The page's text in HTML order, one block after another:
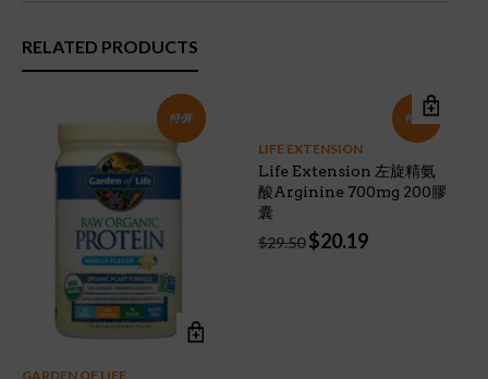
RELATED PRODUCTS
特價!
GARDEN OF LIFE
特價!
LIFE EXTENSION
Life Extension 左旋精氨
酸Arginine 700mg 200膠
囊
$29.50 Original
$20.19Current